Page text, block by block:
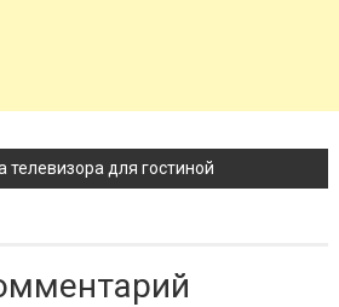
записи
для гостиной